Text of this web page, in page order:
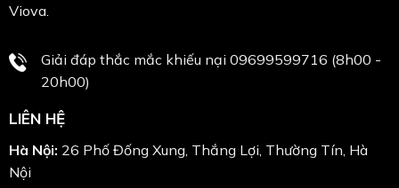
Viova.
Giải đáp thắc mắc khiếu nại 09699599716 (8h00 -
20h00)
LIÊN HỆ
Hà Nội: 26 Phố Đống Xung, Thắng Lợi, Thường Tín, Hà
Nội